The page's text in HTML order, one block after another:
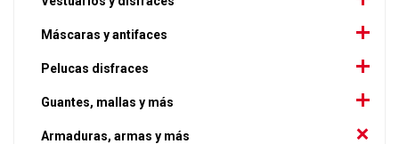
Máscaras y antifaces
Pelucas disfraces
Guantes, mallas y más
Armaduras, armas y más